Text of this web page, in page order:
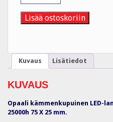
5W/830
GX53
Airam
Lisää ostoskoriin
Kuvaus Lisätiedot
KUVAUS
Opaali kämmenkupuinen LED-
25000h 75 X 25 mm.